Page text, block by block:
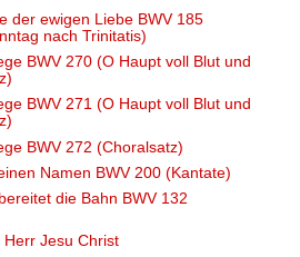
der ewigen Liebe BWV 185
nach Trinitatis)
BWV 270 (O Haupt voll Blut und
BWV 271 (O Haupt voll Blut und
BWV 272 (Choralsatz)
Namen BWV 200 (Kantate)
die Bahn BWV 132
Herr Jesu Christ